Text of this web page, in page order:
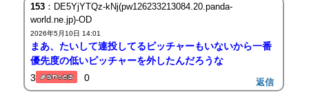
153：DE5YjYTQz-kNj(pw126233213084.20.panda-
world.ne.jp)-OD
2026年5月10日 14:01
まあ、たいして連投してるピッチャーもいないから一番
優先度の低いピッチャーを外したんだろうな
3
0 返信